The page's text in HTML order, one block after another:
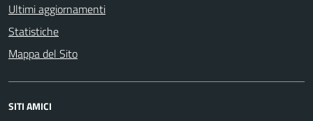
Ultimi aggiornamenti
Statistiche
Mappa del Sito
SITI AMICI